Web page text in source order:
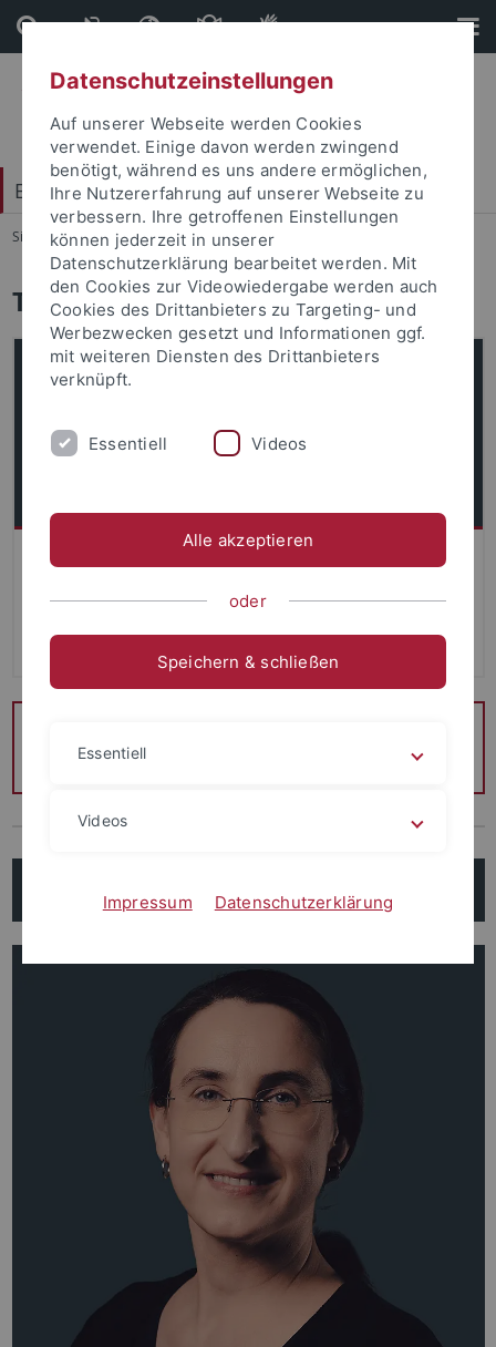
Direkt
zum
Inhalt
Direkt
zur
Fußleiste
Exzellenzstrategie
Sie sind hier: Startseite ... Team
Team
Das Team der Exzellenzstrategie unterstützt in Fragen
Universität.
tuebingen.de
Leitung
Datenschutzeinstellungen
Auf unserer Webseite werden Cookies
verwendet. Einige davon werden zwingend
benötigt, während es uns andere ermöglichen,
Ihre Nutzererfahrung auf unserer Webseite zu
verbessern. Ihre getroffenen Einstellungen
können jederzeit in unserer
Datenschutzerklärung bearbeitet werden. Mit
den Cookies zur Videowiedergabe werden auch
Cookies des Drittanbieters zu Targeting- und
Werbezwecken gesetzt und Informationen ggf.
mit weiteren Diensten des Drittanbieters
verknüpft.
Essentiell Videos
Alle akzeptieren
oder
Speichern & schließen
Essentiell
Videos
Impressum Datenschutzerklärung